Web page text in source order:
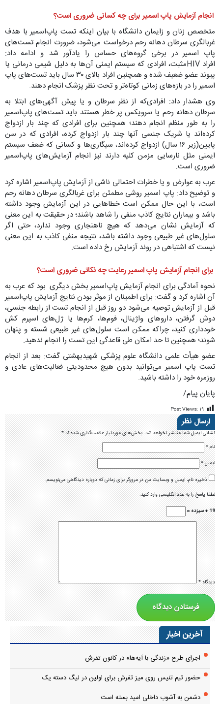
انجام آزمایش پاپ اسمیر برای چه کسانی ضروری است؟
متخصص زنان و زایمان دانشگاه با بیان اینکه تست پاپ‌اسمیر با هدف
غربالگری سرطان دهانه رحم درخواست می‌شود، ضرورت انجام تست‌های
پاپ اسمیر در برخی گروه‌های حساس را یادآور شد و ادامه داد:
افراد HIVمثبت، افرادی که سیستم ایمنی آن‌ها به دلیل شیمی درمانی یا
پیوند عضو ضعیف شده و همچنین افراد بالای ۳۰ سال باید تست‌های پاپ
اسمیر را در بازه‌های زمانی کوتاه‌تر و تحت نظر پزشک انجام دهند.
وی هشدار داد: افرادی‌که از نظر سرطان و یا پیش آگهی‌های ابتلا به
سرطان دهانه رحم یا سرویکس پر خطر هستند باید تست‌های پاپ‌اسمیر
را به طور منظم انجام دهند؛ همچنین برای افرادی که چند بار ازدواج
کرده‌اند یا شریک جنسی آنها چند بار ازدواج کرده، افرادی که در سن
پایین(زیر ۱۶ سال) ازدواج کرده‌اند، سیگاری‌ها و کسانی که ضعف سیستم
ایمنی مثل نارسایی مزمن کلیه دارند نیز انجام آزمایش‌های پاپ‌اسمیر
ضروری است.
عرب به عوارض و یا خطرات احتمالی ناشی از آزمایش پاپ‌اسمیر اشاره کرد
و توضیح داد: پاپ اسمیر روشی مطمئن برای غربالگری سرطان دهانه رحم
است، با این حال ممکن است خطاهایی در این آزمایش وجود داشته
باشد و بیماران نتایج کاذب منفی را شاهد باشند؛ در حقیقت به این معنی
که آزمایش نشان می‌دهد که هیچ ناهنجاری وجود ندارد، حتی اگر
سلول‌های غیر طبیعی وجود داشته باشد، نتیجه منفی کاذب به این معنی
نیست که اشتباهی در روند آزمایش رخ داده است.
برای انجام آزمایش پاپ اسمیر رعایت چه نکاتی ضروری است؟
نحوه آمادگی برای انجام آزمایش پاپ‌اسمیر بخش دیگری بود که عرب به
آن اشاره کرد و گفت: برای اطمینان از موثر بودن نتایج آزمایش پاپ‌اسمیر
قبل از آزمایش توصیه می‌شود دو روز قبل از انجام تست از رابطه جنسی،
دوش گرفتن، داروهای واژینال، فوم‌ها، کرم‌ها یا ژل‌های اسپرم کش
خودداری کنید، چراکه ممکن است سلول‌های غیر طبیعی شسته و پنهان
شوند؛ همچنین تا حد امکان طی قاعدگی این تست را انجام ندهید.
عضو هیأت علمی دانشگاه علوم پزشکی شهیدبهشتی گفت: بعد از انجام
تست پاپ اسمیر می‌توانید بدون هیچ محدودیتی فعالیت‌های عادی و
روزمره خود را داشته باشید.
پایان پیام/
Post Views: ۱۹
ارسال نظر
نشانی ایمیل شما منتشر نخواهد شد.بخش‌های موردنیاز علامت‌گذاری شده‌اند*
نام*
ایمیل*
ذخیره نام، ایمیل و وبسایت من در مرورگر برای زمانی که دوباره دیدگاهی می‌نویسم.
لطفا پاسخ را به عدد انگلیسی وارد کنید:
19 + سیزده =
دیدگاه*
آخرین اخبار
اجرای طرح «زندگی با آیه‌ها» در کانون تفرش
حضور تیم تنیس روی میز تفرش برای اولین در لیگ دسته یک
دشمن به آشوب داخلی امید بسته است